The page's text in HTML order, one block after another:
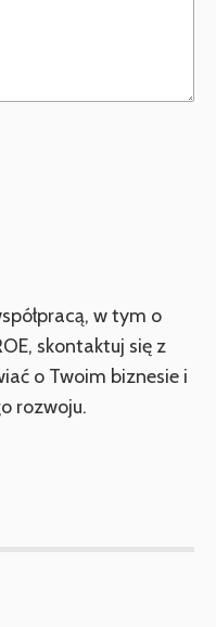
w tym o
skontaktuj się z
o Twoim biznesie i
rozwoju.